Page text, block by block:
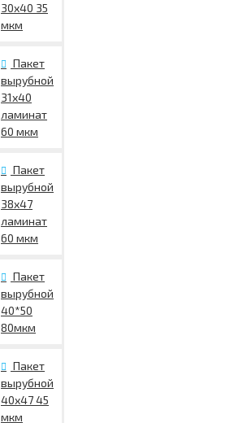
30х40 35
мкм
Пакет
вырубной
31х40
ламинат
60 мкм
Пакет
вырубной
38х47
ламинат
60 мкм
Пакет
вырубной
40*50
80мкм
Пакет
вырубной
40х47 45
мкм